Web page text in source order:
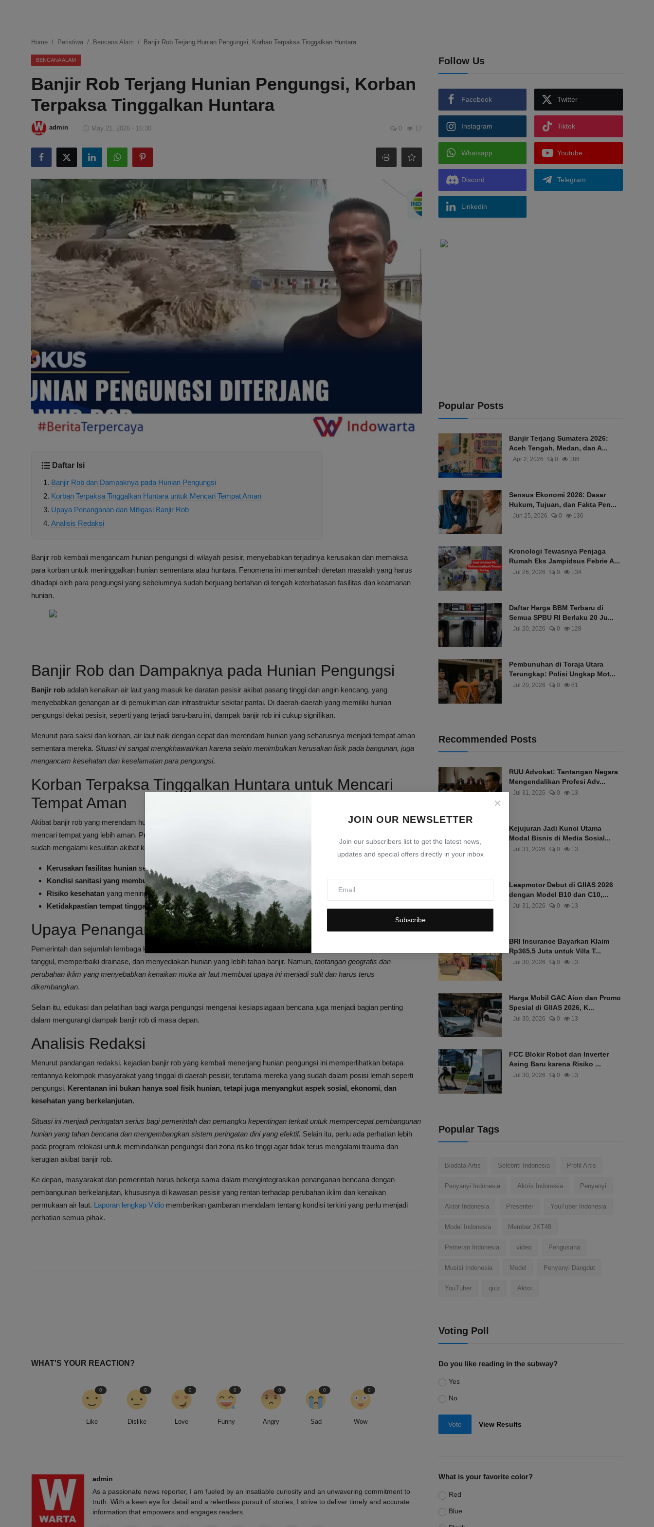
Ekonomi
Internasional
Teknologi
Hiburan
Kesehatan
JOIN OUR NEWSLETTER
Join our subscribers list to get the latest news,
updates and special offers directly in your inbox
Subscribe
Home Peristiwa Bencana Alam Banjir Rob Terjang Hunian Pengungsi, Korban Terpaksa Tinggalkan Huntara
BENCANA ALAM
Banjir Rob Terjang Hunian Pengungsi, Korban
Terpaksa Tinggalkan Huntara
admin May 21, 2026 - 16:30 0 17
Daftar Isi
Banjir Rob dan Dampaknya pada Hunian Pengungsi
Korban Terpaksa Tinggalkan Huntara untuk Mencari Tempat Aman
Upaya Penanganan dan Mitigasi Banjir Rob
Analisis Redaksi
Banjir rob kembali mengancam hunian pengungsi di wilayah pesisir, menyebabkan terjadinya kerusakan dan memaksa
para korban untuk meninggalkan hunian sementara atau huntara. Fenomena ini menambah deretan masalah yang harus
dihadapi oleh para pengungsi yang sebelumnya sudah berjuang bertahan di tengah keterbatasan fasilitas dan keamanan
hunian.
Banjir Rob dan Dampaknya pada Hunian Pengungsi
Banjir rob adalah kenaikan air laut yang masuk ke daratan pesisir akibat pasang tinggi dan angin kencang, yang
menyebabkan genangan air di pemukiman dan infrastruktur sekitar pantai. Di daerah-daerah yang memiliki hunian
pengungsi dekat pesisir, seperti yang terjadi baru-baru ini, dampak banjir rob ini cukup signifikan.
Menurut para saksi dan korban, air laut naik dengan cepat dan merendam hunian yang seharusnya menjadi tempat aman
sementara mereka. Situasi ini sangat mengkhawatirkan karena selain menimbulkan kerusakan fisik pada bangunan, juga
mengancam kesehatan dan keselamatan para pengungsi.
Korban Terpaksa Tinggalkan Huntara untuk Mencari
Tempat Aman
Akibat banjir rob yang merendam huntara, para korban tidak punya pilihan lain selain meninggalkan hunian tersebut dan
mencari tempat yang lebih aman. Proses pengungsian ini menambah beban mental dan fisik mereka yang sebenarnya
sudah mengalami kesulitan akibat kondisi pandemi dan keterbatasan ekonomi.
Kerusakan fasilitas hunian seperti lantai dan dinding yang terendam air
Kondisi sanitasi yang memburuk
akibat masuknya air laut
Risiko kesehatan yang meningkat karena genangan air dan potensi penyakit
Ketidakpastian tempat tinggalbagi para pengungsi yang harus pindah mendadak
Upaya Penanganan dan Mitigasi Banjir Rob
Pemerintah dan sejumlah lembaga kemanusiaan telah berupaya melakukan mitigasi banjir rob dengan membangun
tanggul, memperbaiki drainase, dan menyediakan hunian yang lebih tahan banjir. Namun, tantangan geografis dan
perubahan iklim yang menyebabkan kenaikan muka air laut membuat upaya ini menjadi sulit dan harus terus
dikembangkan.
Selain itu, edukasi dan pelatihan bagi warga pengungsi mengenai kesiapsiagaan bencana juga menjadi bagian penting
dalam mengurangi dampak banjir rob di masa depan.
Analisis Redaksi
Menurut pandangan redaksi, kejadian banjir rob yang kembali menerjang hunian pengungsi ini memperlihatkan betapa
rentannya kelompok masyarakat yang tinggal di daerah pesisir, terutama mereka yang sudah dalam posisi lemah seperti
pengungsi. Kerentanan ini bukan hanya soal fisik hunian, tetapi juga menyangkut aspek sosial, ekonomi, dan
kesehatan yang berkelanjutan.
Situasi ini menjadi peringatan serius bagi pemerintah dan pemangku kepentingan terkait untuk mempercepat pembangunan
hunian yang tahan bencana dan mengembangkan sistem peringatan dini yang efektif. Selain itu, perlu ada perhatian lebih
pada program relokasi untuk memindahkan pengungsi dari zona risiko tinggi agar tidak terus mengalami trauma dan
kerugian akibat banjir rob.
Ke depan, masyarakat dan pemerintah harus bekerja sama dalam mengintegrasikan penanganan bencana dengan
pembangunan berkelanjutan, khususnya di kawasan pesisir yang rentan terhadap perubahan iklim dan kenaikan
permukaan air laut. Laporan lengkap Vidio memberikan gambaran mendalam tentang kondisi terkini yang perlu menjadi
perhatian semua pihak.
WHAT'S YOUR REACTION?
Like
0
Dislike
0
Love
0
Funny
0
Angry
0
Sad
0
Wow
0
admin
As a passionate news reporter, I am fueled by an insatiable curiosity and an unwavering commitment to
truth. With a keen eye for detail and a relentless pursuit of stories, I strive to deliver timely and accurate
information that empowers and engages readers.
Follow Us
Facebook Twitter
Instagram Tiktok
Whatsapp Youtube
Discord Telegram
Linkedin
Popular Posts
Banjir Terjang Sumatera 2026:
Aceh Tengah, Medan, dan A...
Apr 2, 2026 0 186
Sensus Ekonomi 2026: Dasar
Hukum, Tujuan, dan Fakta Pen...
Jun 25, 2026 0 136
Kronologi Tewasnya Penjaga
Rumah Eks Jampidsus Febrie A...
Jul 26, 2026 0 134
Daftar Harga BBM Terbaru di
Semua SPBU RI Berlaku 20 Ju...
Jul 20, 2026 0 128
Pembunuhan di Toraja Utara
Terungkap: Polisi Ungkap Mot...
Jul 20, 2026 0 61
Recommended Posts
RUU Advokat: Tantangan Negara
Mengendalikan Profesi Adv...
Jul 31, 2026 0 13
Kejujuran Jadi Kunci Utama
Modal Bisnis di Media Sosial...
Jul 31, 2026 0 13
Leapmotor Debut di GIIAS 2026
dengan Model B10 dan C10,...
Jul 31, 2026 0 13
BRI Insurance Bayarkan Klaim
Rp365,5 Juta untuk Villa T...
Jul 30, 2026 0 13
Harga Mobil GAC Aion dan Promo
Spesial di GIIAS 2026, K...
Jul 30, 2026 0 13
FCC Blokir Robot dan Inverter
Asing Baru karena Risiko ...
Jul 30, 2026 0 13
Popular Tags
Biodata Artis Selebriti Indonesia Profil Artis
Penyanyi Indonesia Aktris Indonesia Penyanyi
Aktor Indonesia Presenter YouTuber Indonesia
Model Indonesia Member JKT48
Pemeran Indonesia video Pengusaha
Musisi Indonesia Model Penyanyi Dangdut
YouTuber quiz Aktor
Voting Poll
Do you like reading in the subway?
Yes
No
Vote View Results
What is your favorite color?
Red
Blue